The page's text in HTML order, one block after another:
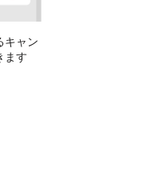
キャン
ます